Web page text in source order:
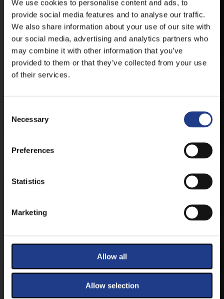
We use cookies to personalise content and ads, to
provide social media features and to analyse our traffic.
We also share information about your use of our site with
our social media, advertising and analytics partners who
may combine it with other information that you’ve
provided to them or that they’ve collected from your use
of their services.
Necessary
Preferences
Statistics
Marketing
Allow all
Allow selection
JEGYEK
ONLINE!
VÁLTSA MEG JEGYÉT ONLINE, BANKKÁRTYÁS
FIZETÉSSEL!
A JEGYVÁSÁRLÁSI INFORMÁCIÓKAT ITT TALÁLJA.
HELYSZÍNVÁLTOZÁSRÓL.
ELÉRHETŐ ANDROID ÉS IOS RENDSZEREKRE AZ
ISMERT HELYEKEN, VAGY IDE KATTINTVA :
ANDROID